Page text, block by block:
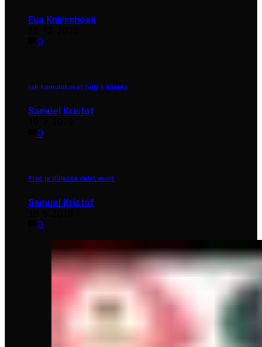
Eva Knirschová
0
Jak komunikovat faily s klienty
Samuel Kristof
0
Proč je důležité dělat audit
Samuel Kristof
0